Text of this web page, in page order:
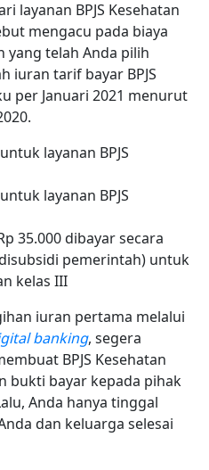
layanan BPJS Kesehatan
mengacu pada biaya
yang telah Anda pilih
iuran tarif bayar BPJS
per Januari 2021 menurut
layanan BPJS
layanan BPJS
35.000 dibayar secara
pemerintah) untuk
kelas III
iuran pertama melalui
banking, segera
BPJS Kesehatan
bukti bayar kepada pihak
Anda hanya tinggal
dan keluarga selesai